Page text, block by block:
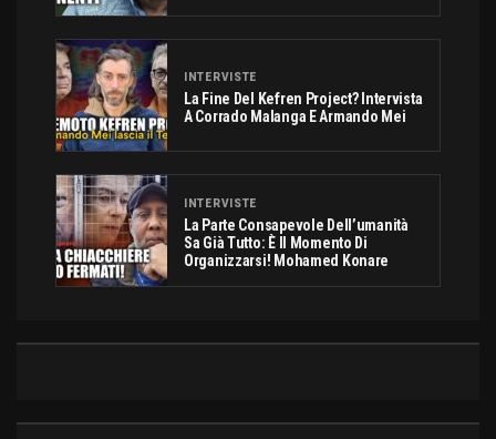
INTERVISTE
La Fine Del Kefren Project? Intervista
A Corrado Malanga E Armando Mei
INTERVISTE
La Parte Consapevole Dell’umanità
Sa Già Tutto: È Il Momento Di
Organizzarsi! Mohamed Konare